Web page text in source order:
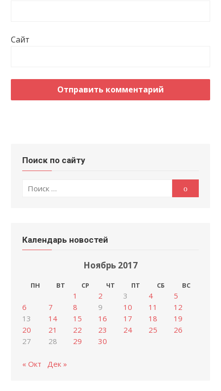
Сайт
Поиск по сайту
по:
Календарь новостей
Ноябрь 2017
ПН ВТ СР ЧТ ПТ СБ ВС
1 2 3 4
5
6
7 8 9 10 11
12
13
14 15 16 17 18
19
20
21 22 23 24 25
26
27
28 29 30
« Окт Дек »